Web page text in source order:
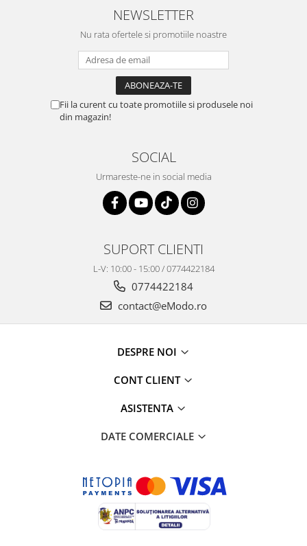
NEWSLETTER
Nu rata ofertele si promotiile noastre
Fii la curent cu toate promotiile si produsele noi
din magazin!
SOCIAL
Urmareste-ne in social media
SUPORT CLIENTI
L-V: 10:00 - 15:00 / 0774422184
0774422184
contact@eModo.ro
DESPRE NOI
CONT CLIENT
ASISTENTA
DATE COMERCIALE